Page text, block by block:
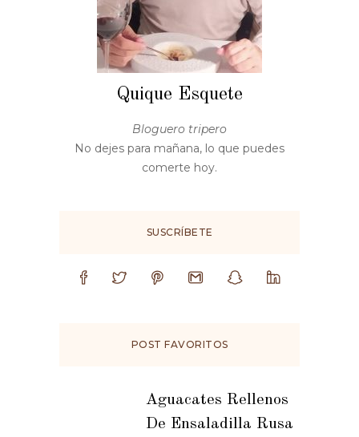
Quique Esquete
Bloguero tripero
No dejes para mañana, lo que puedes
comerte hoy.
SUSCRÍBETE
POST FAVORITOS
Aguacates Rellenos
De Ensaladilla Rusa